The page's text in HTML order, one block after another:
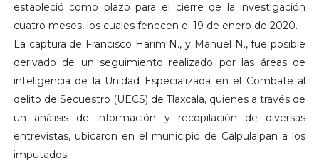
estableció como plazo para el cierre de la investigación
cuatro meses, los cuales fenecen el 19 de enero de 2020.
La captura de Francisco Harim N., y Manuel N., fue posible
derivado de un seguimiento realizado por las áreas de
inteligencia de la Unidad Especializada en el Combate al
delito de Secuestro (UECS) de Tlaxcala, quienes a través de
un análisis de información y recopilación de diversas
entrevistas, ubicaron en el municipio de Calpulalpan a los
imputados.